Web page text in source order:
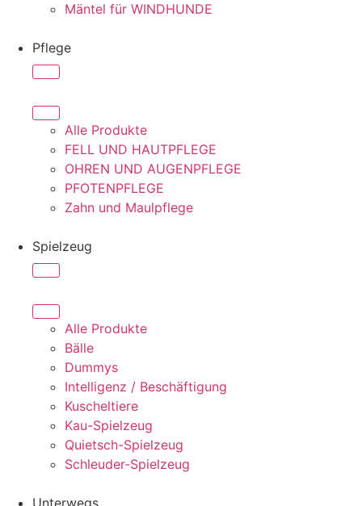
Mäntel für WINDHUNDE
Pflege
Alle Produkte
FELL UND HAUTPFLEGE
OHREN UND AUGENPFLEGE
PFOTENPFLEGE
Zahn und Maulpflege
Spielzeug
Alle Produkte
Bälle
Dummys
Intelligenz / Beschäftigung
Kuscheltiere
Kau-Spielzeug
Quietsch-Spielzeug
Schleuder-Spielzeug